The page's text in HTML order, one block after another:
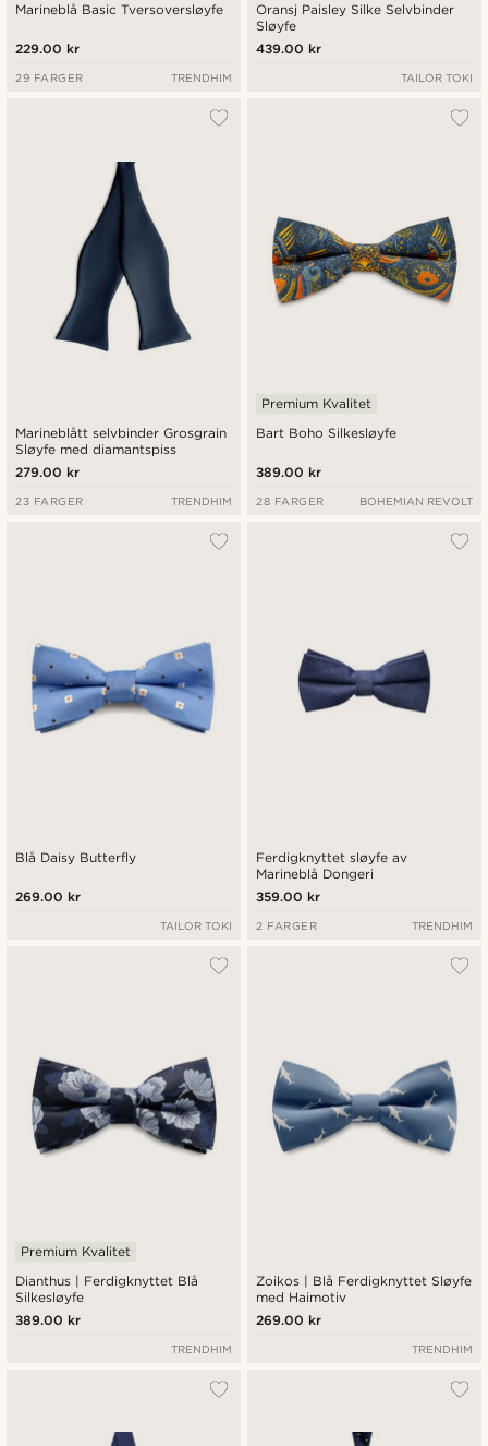
Marineblå Basic Tversoversløyfe
229.00 kr
29 FARGER TRENDHIM
Oransj Paisley Silke Selvbinder
Sløyfe
439.00 kr
TAILOR TOKI
Marineblått selvbinder Grosgrain
Sløyfe med diamantspiss
279.00 kr
23 FARGER TRENDHIM
Bart Boho Silkesløyfe
Premium Kvalitet
389.00 kr
28 FARGER BOHEMIAN REVOLT
Blå Daisy Butterfly
269.00 kr
TAILOR TOKI
Ferdigknyttet sløyfe av
Marineblå Dongeri
359.00 kr
2 FARGER TRENDHIM
Dianthus | Ferdigknyttet Blå
Silkesløyfe
Premium Kvalitet
389.00 kr
TRENDHIM
Zoikos | Blå Ferdigknyttet Sløyfe
med Haimotiv
269.00 kr
TRENDHIM